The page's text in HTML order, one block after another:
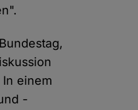
einem
-